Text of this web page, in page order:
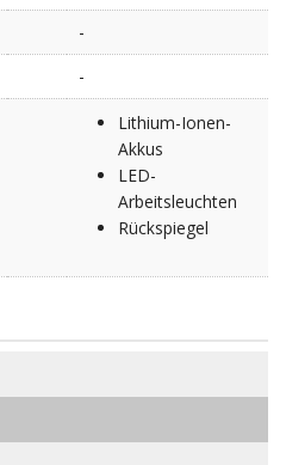
-
-
Lithium-Ionen-
Akkus
LED-
Arbeitsleuchten
Rückspiegel